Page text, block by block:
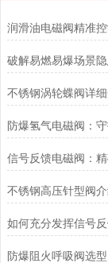
润滑油电磁阀精准
不锈钢涡轮蝶阀详
信号反馈电磁阀：
不锈钢高压针型阀
防爆阻火呼吸阀选型